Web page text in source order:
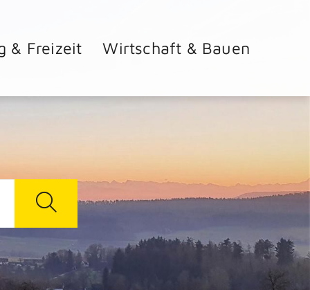
& Freizeit Wirtschaft & Bauen